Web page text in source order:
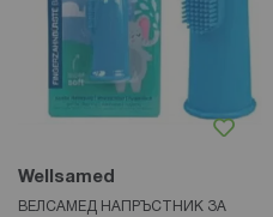
Wellsamed
ВЕЛСАМЕД НАПРЪСТНИК ЗА